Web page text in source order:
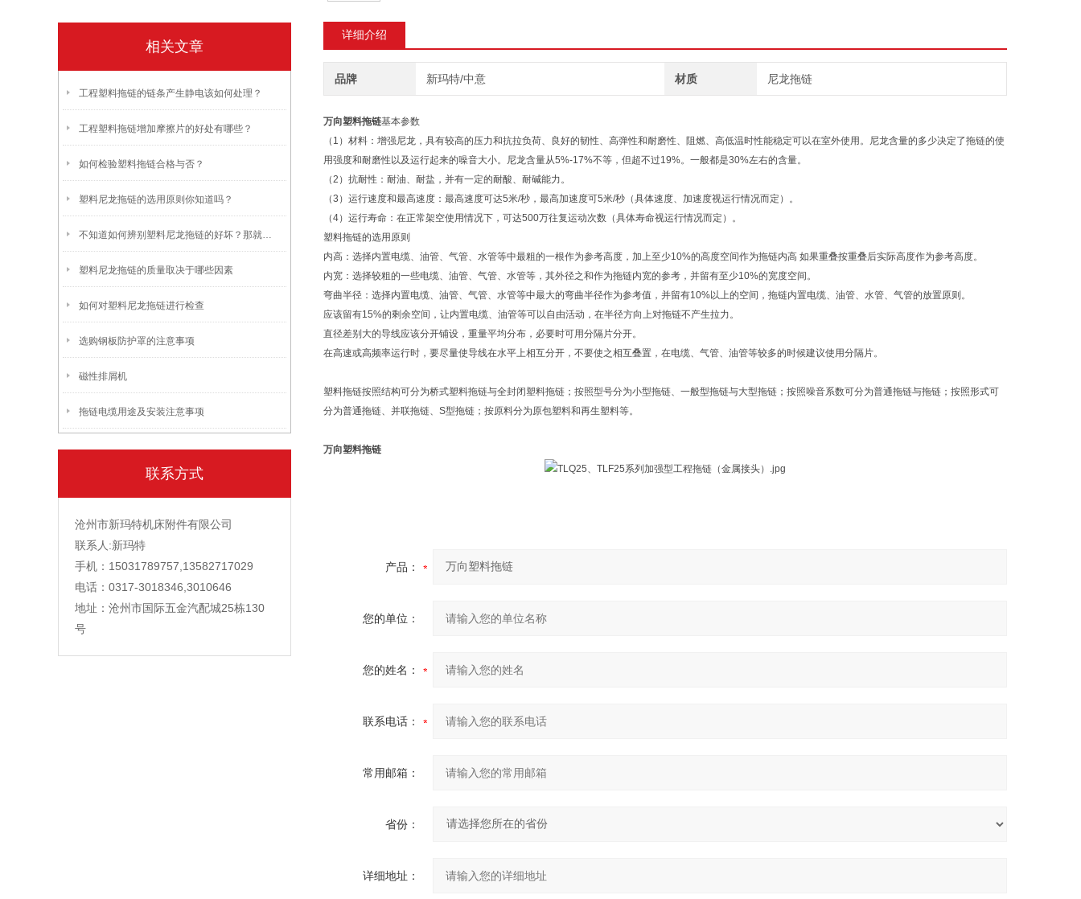
相关文章
工程塑料拖链的链条产生静电该如何处理？
工程塑料拖链增加摩擦片的好处有哪些？
如何检验塑料拖链合格与否？
塑料尼龙拖链的选用原则你知道吗？
不知道如何辨别塑料尼龙拖链的好坏？那就来看看这个吧
塑料尼龙拖链的质量取决于哪些因素
如何对塑料尼龙拖链进行检查
选购钢板防护罩的注意事项
磁性排屑机
拖链电缆用途及安装注意事项
联系方式
沧州市新玛特机床附件有限公司
联系人:新玛特
手机：15031789757,13582717029
电话：0317-3018346,3010646
地址：沧州市国际五金汽配城25栋130
号
详细介绍
品牌 新玛特/中意 材质 尼龙拖链
万向塑料拖链基本参数
（1）材料：增强尼龙，具有较高的压力和抗拉负荷、良好的韧性、高弹性和耐磨性、阻燃、高低温时性能稳定可以在室外使用。尼龙含量的多少决定了拖链的使
用强度和耐磨性以及运行起来的噪音大小。尼龙含量从5%-17%不等，但超不过19%。一般都是30%左右的含量。
（2）抗耐性：耐油、耐盐，并有一定的耐酸、耐碱能力。
（3）运行速度和最高速度：最高速度可达5米/秒，最高加速度可5米/秒（具体速度、加速度视运行情况而定）。
（4）运行寿命：在正常架空使用情况下，可达500万往复运动次数（具体寿命视运行情况而定）。
塑料拖链的选用原则
内高：选择内置电缆、油管、气管、水管等中最粗的一根作为参考高度，加上至少10%的高度空间作为拖链内高 如果重叠按重叠后实际高度作为参考高度。
内宽：选择较粗的一些电缆、油管、气管、水管等，其外径之和作为拖链内宽的参考，并留有至少10%的宽度空间。
弯曲半径：选择内置电缆、油管、气管、水管等中最大的弯曲半径作为参考值，并留有10%以上的空间，拖链内置电缆、油管、水管、气管的放置原则。
应该留有15%的剩余空间，让内置电缆、油管等可以自由活动，在半径方向上对拖链不产生拉力。
直径差别大的导线应该分开铺设，重量平均分布，必要时可用分隔片分开。
在高速或高频率运行时，要尽量使导线在水平上相互分开，不要使之相互叠置，在电缆、气管、油管等较多的时候建议使用分隔片。
塑料拖链按照结构可分为桥式塑料拖链与全封闭塑料拖链；按照型号分为小型拖链、一般型拖链与大型拖链；按照噪音系数可分为普通拖链与拖链；按照形式可
分为普通拖链、并联拖链、S型拖链；按原料分为原包塑料和再生塑料等。
万向塑料拖链
产品：
您的单位：
您的姓名：
联系电话：
常用邮箱：
省份：
详细地址：